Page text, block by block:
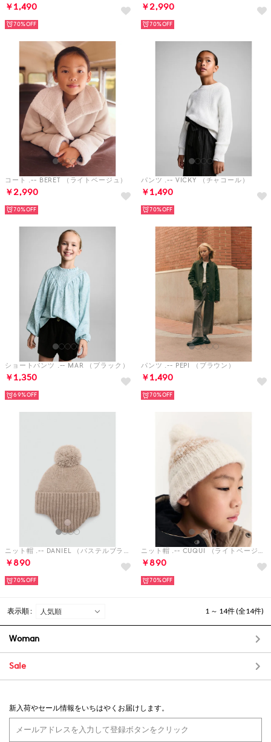
￥1,490
70%
￥2,990
70%
コート .-- BERET （ライトベージュ）
￥2,990
70%
パンツ .-- VICKY （チャコール）
￥1,490
70%
ショートパンツ .-- MAR （ブラック）
￥1,350
69%
パンツ .-- PEPI （ブラウン）
￥1,490
70%
ニット帽 .-- DANIEL （パステルブラウン）
￥890
70%
ニット帽 .-- CUQUI （ライトベージュ）
￥890
70%
表示順 : 1 ～ 14件 (全14件)
Woman
Sale
新入荷やセール情報をいちはやくお届けします。